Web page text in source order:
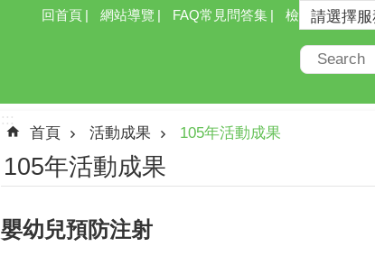
回首頁 網站導覽 FAQ常見問答集 檢索
:::
首頁 活動成果 105年活動成果
105年活動成果
嬰幼兒預防注射